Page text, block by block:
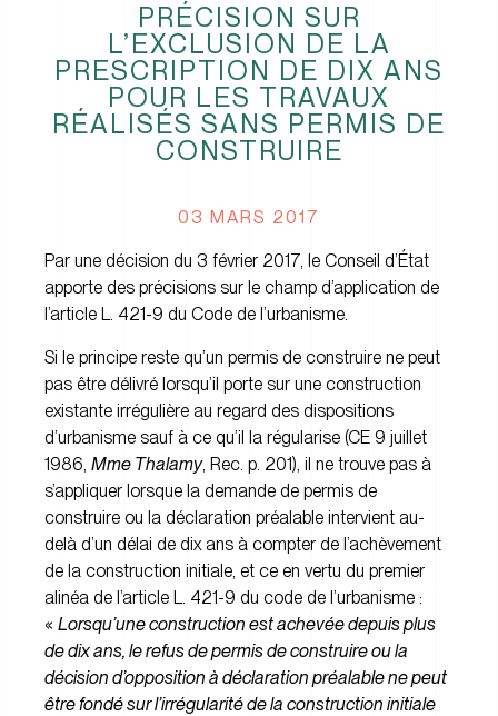
PRÉCISION SUR
L’EXCLUSION DE LA
PRESCRIPTION DE DIX ANS
POUR LES TRAVAUX
RÉALISÉS SANS PERMIS DE
CONSTRUIRE
03 MARS 2017
Par une décision du 3 février 2017, le Conseil d’État
apporte des précisions sur le champ d’application de
l’article L. 421-9 du Code de l’urbanisme.
Si le principe reste qu’un permis de construire ne peut
pas être délivré lorsqu’il porte sur une construction
existante irrégulière au regard des dispositions
d’urbanisme sauf à ce qu’il la régularise (CE 9 juillet
1986, Mme Thalamy, Rec. p. 201), il ne trouve pas à
s’appliquer lorsque la demande de permis de
construire ou la déclaration préalable intervient au-
delà d’un délai de dix ans à compter de l’achèvement
de la construction initiale, et ce en vertu du premier
alinéa de l’article L. 421-9 du code de l’urbanisme :
« Lorsqu’une construction est achevée depuis plus
de dix ans, le refus de permis de construire ou la
décision d’opposition à déclaration préalable ne peut
être fondé sur l’irrégularité de la construction initiale